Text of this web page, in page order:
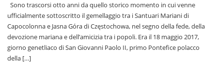
Sono trascorsi otto anni da quello storico momento in cui venne
ufficialmente sottoscritto il gemellaggio tra i Santuari Mariani di
Capocolonna e Jasna Góra di Częstochowa, nel segno della fede, della
devozione mariana e dell’amicizia tra i popoli. Era il 18 maggio 2017,
giorno genetliaco di San Giovanni Paolo II, primo Pontefice polacco
della […]